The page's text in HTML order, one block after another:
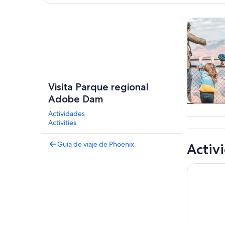
Visita Parque regional
Adobe Dam
Actividades
Activities
Guía de viaje de Phoenix
un
Tours y
Boleto de